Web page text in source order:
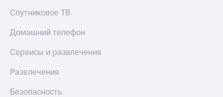
Спутниковое ТВ
Домашний телефон
Сервисы и развлечения
Развлечения
Безопасность